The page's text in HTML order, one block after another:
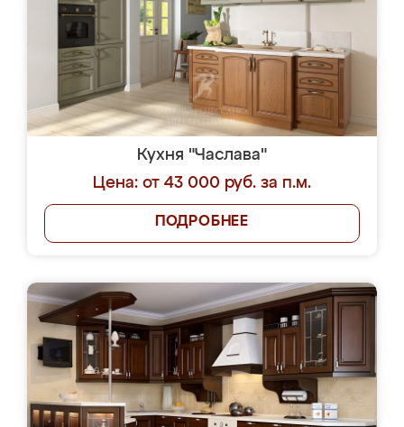
Кухня "Часлава"
Цена: от 43 000 руб. за п.м.
ПОДРОБНЕЕ